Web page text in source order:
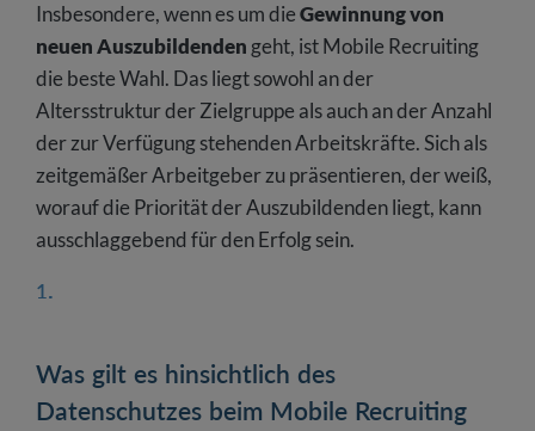
Insbesondere, wenn es um dieGewinnung von
neuen Auszubildenden geht, ist Mobile Recruiting
die beste Wahl. Das liegt sowohl an der
Altersstruktur der Zielgruppe als auch an der Anzahl
der zur Verfügung stehenden Arbeitskräfte. Sich als
zeitgemäßer Arbeitgeber zu präsentieren, der weiß,
worauf die Priorität der Auszubildenden liegt, kann
ausschlaggebend für den Erfolg sein.
Was gilt es hinsichtlich des
Datenschutzes beim Mobile Recruiting